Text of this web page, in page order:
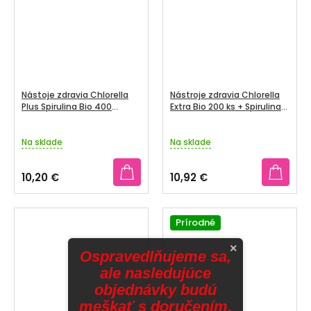
Nástoje zdravia Chlorella
Plus Spirulina Bio 400
Na sklade
10,20 €
Nástroje zdravia Chlorella
Extra Bio 200 ks + Spirulina
Na sklade
10,92 €
Prírodné
×
Ospravedlňujeme sa,
ale nasledujúce
objednávky budú
meškať s doručením.